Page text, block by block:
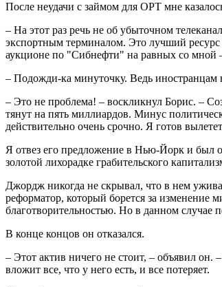
После неудачи с займом для ОРТ мне
– На этот раз речь не об убыточном
экспортным терминалом. Это лучший ресурс
аукционе по "Сибнефти" на равных со мной
– Подожди-ка минуточку. Ведь иностранцам
– Это не проблема! – воскликнул Борис. –
тянут на пять миллиардов. Минус
действительно очень срочно. Я готов
Я отвез его предложение в Нью-Йорк и был
золотой лихорадке грабительского
Джордж никогда не скрывал, что в нем
реформатор, который борется за изменение
благотворительностью. Но в данном случае
В конце концов он отказался.
– Этот актив ничего не стоит, – объявил
вложит все, что у него есть, и все потеряет.